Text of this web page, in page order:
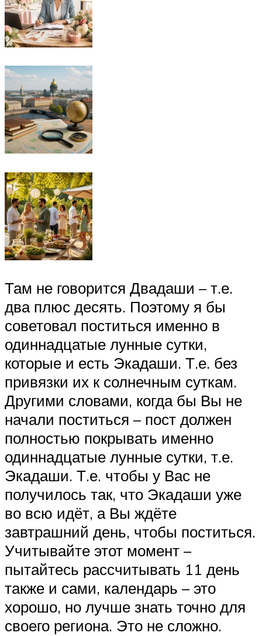
Там не говорится Двадаши – т.е.
два плюс десять. Поэтому я бы
советовал поститься именно в
одиннадцатые лунные сутки,
которые и есть Экадаши. Т.е. без
привязки их к солнечным суткам.
Другими словами, когда бы Вы не
начали поститься – пост должен
полностью покрывать именно
одиннадцатые лунные сутки, т.е.
Экадаши. Т.е. чтобы у Вас не
получилось так, что Экадаши уже
во всю идёт, а Вы ждёте
завтрашний день, чтобы поститься.
Учитывайте этот момент –
пытайтесь рассчитывать 11 день
также и сами, календарь – это
хорошо, но лучше знать точно для
своего региона. Это не сложно.